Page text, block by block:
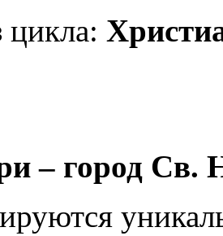
цикла:
– город Св.